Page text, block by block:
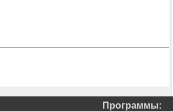
Программы: